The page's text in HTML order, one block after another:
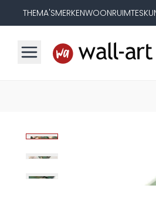
THEMA'SMERKENWOONRUIMTES